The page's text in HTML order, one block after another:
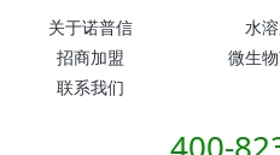
关于诺普信
招商加盟
联系我们
水
微生